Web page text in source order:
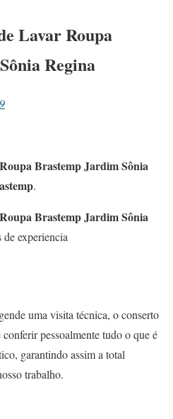
Lavar Roupa
Regina
Brastemp Jardim Sônia
.
Brastemp Jardim Sônia
experiencia
uma visita técnica, o conserto
pessoalmente tudo o que é
garantindo assim a total
trabalho.